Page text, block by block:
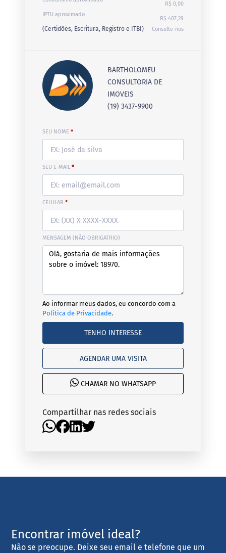
R$ 0,00
IPTU aproximado
R$ 407,29
(Certidões, Escritura, Registro e ITBI) Consulte-nos
BARTHOLOMEU
CONSULTORIA DE
IMOVEIS
(19) 3437-9900
SEU NOME *
SEU E-MAIL *
CELULAR *
MENSAGEM (NÃO OBRIGATRIO)
Ao informar meus dados, eu concordo com a
Política de Privacidade.
TENHO INTERESSE
AGENDAR UMA VISITA
CHAMAR NO WHATSAPP
Compartilhar nas redes sociais
Encontrar imóvel ideal?
Não se preocupe. Deixe seu email e telefone que um